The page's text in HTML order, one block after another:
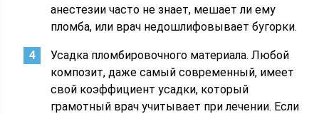
анестезии часто не знает, мешает ли ему
пломба, или врач недошлифовывает бугорки.
Усадка пломбировочного материала. Любой
композит, даже самый современный, имеет
свой коэффициент усадки, который
грамотный врач учитывает при лечении. Если